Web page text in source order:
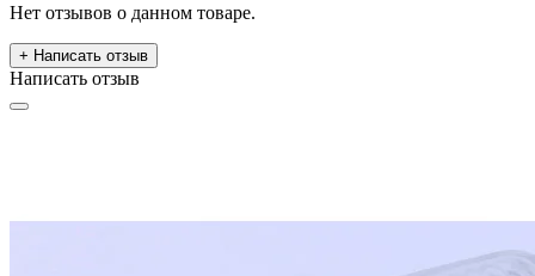
Нет отзывов о данном товаре.
+ Написать отзыв
Написать отзыв